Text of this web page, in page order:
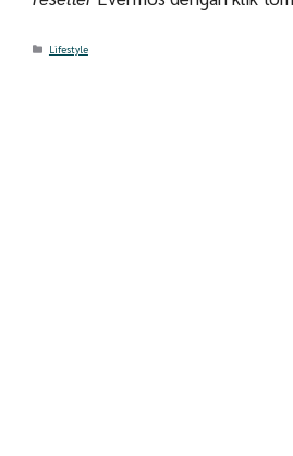
Categories
Lifestyle